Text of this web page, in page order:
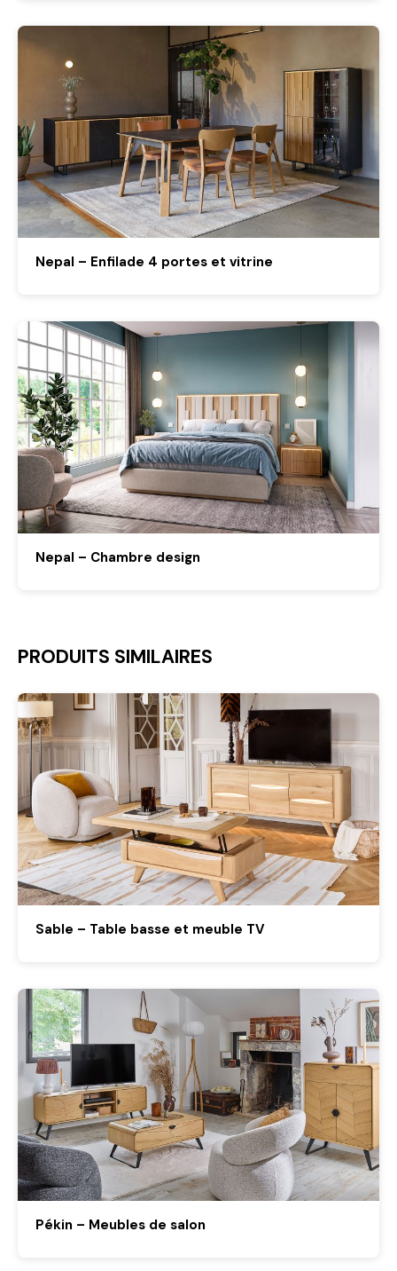
Nepal – Enfilade 4 portes et vitrine
Nepal – Chambre design
PRODUITS SIMILAIRES
Sable – Table basse et meuble TV
Pékin – Meubles de salon